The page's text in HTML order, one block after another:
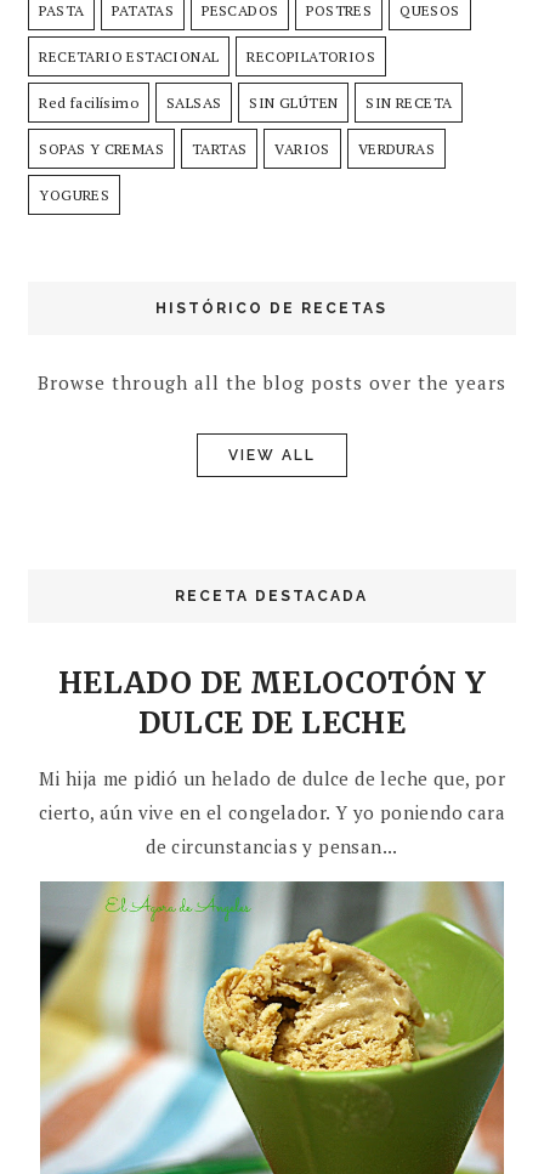
PASTA PATATAS PESCADOS POSTRES QUESOS
RECETARIO ESTACIONAL RECOPILATORIOS
Red facilísimo SALSAS SIN GLÚTEN SIN RECETA
SOPAS Y CREMAS TARTAS VARIOS VERDURAS
YOGURES
HISTÓRICO DE RECETAS
Browse through all the blog posts over the years
VIEW ALL
RECETA DESTACADA
HELADO DE MELOCOTÓN Y
DULCE DE LECHE
Mi hija me pidió un helado de dulce de leche que, por
cierto, aún vive en el congelador. Y yo poniendo cara
de circunstancias y pensan...